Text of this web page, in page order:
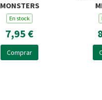
MONSTERS
En stock
7,95 €
Comprar